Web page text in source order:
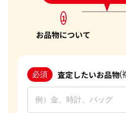
1
お品物について
必須 査定したいお品物(